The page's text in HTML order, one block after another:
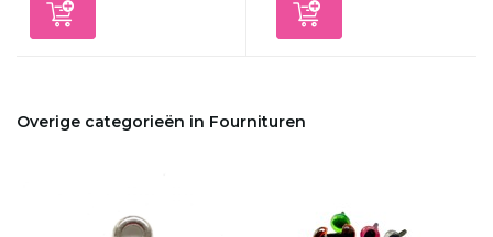
Overige categorieën in Fournituren